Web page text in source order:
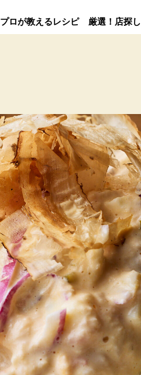
プロが教えるレシピ 厳選！店探し